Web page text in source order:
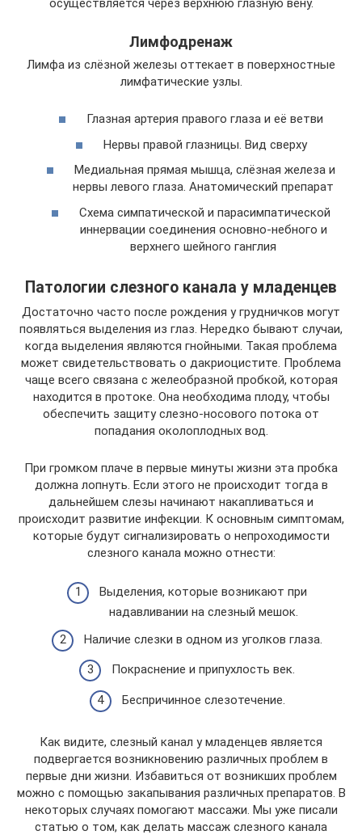
Лимфодренаж
Лимфа из слёзной железы оттекает в поверхностные
лимфатические узлы.
Глазная артерия правого глаза и её ветви
Нервы правой глазницы. Вид сверху
Медиальная прямая мышца, слёзная железа и
нервы левого глаза. Анатомический препарат
Схема симпатической и парасимпатической
иннервации соединения основно-небного и
верхнего шейного ганглия
Патологии слезного канала у младенцев
Достаточно часто после рождения у грудничков могут
появляться выделения из глаз. Нередко бывают случаи,
когда выделения являются гнойными. Такая проблема
может свидетельствовать о дакриоцистите. Проблема
чаще всего связана с желеобразной пробкой, которая
находится в протоке. Она необходима плоду, чтобы
обеспечить защиту слезно-носового потока от
попадания околоплодных вод.
При громком плаче в первые минуты жизни эта пробка
должна лопнуть. Если этого не происходит тогда в
дальнейшем слезы начинают накапливаться и
происходит развитие инфекции. К основным симптомам,
которые будут сигнализировать о непроходимости
слезного канала можно отнести:
Выделения, которые возникают при
надавливании на слезный мешок.
Наличие слезки в одном из уголков глаза.
Покраснение и припухлость век.
Беспричинное слезотечение.
Как видите, слезный канал у младенцев является
подвергается возникновению различных проблем в
первые дни жизни. Избавиться от возникших проблем
можно с помощью закапывания различных препаратов. В
некоторых случаях помогают массажи. Мы уже писали
статью о том, как делать массаж слезного канала